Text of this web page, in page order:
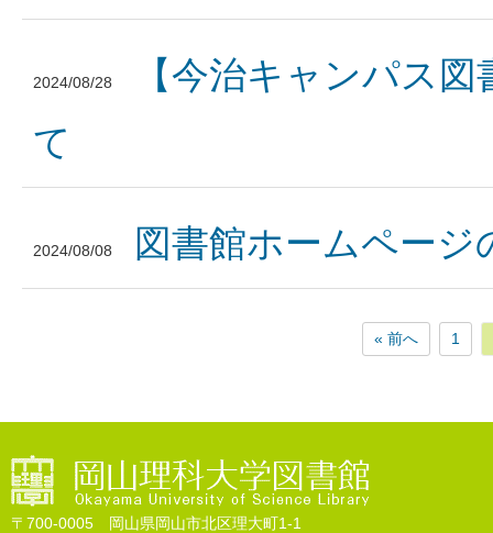
2024/08/28
【今治キャンパス
て
2024/08/08 図書館ホームページ
« 前へ 1
〒700-0005 岡山県岡山市北区理大町1-1